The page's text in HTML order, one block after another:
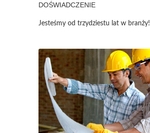
DOŚWIADCZENIE
Jesteśmy od trzydziestu lat w branży!